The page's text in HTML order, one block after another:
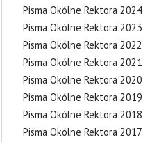
Pisma Okólne Rektora 2024
Pisma Okólne Rektora 2023
Pisma Okólne Rektora 2022
Pisma Okólne Rektora 2021
Pisma Okólne Rektora 2020
Pisma Okólne Rektora 2019
Pisma Okólne Rektora 2018
Pisma Okólne Rektora 2017